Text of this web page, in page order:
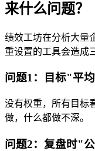
来什么问题？
绩效工坊在分析大量
重设置的工具会造成
问题1：目标"平
没有权重，所有目标
做，什么都做不深。
问题2：复盘时"